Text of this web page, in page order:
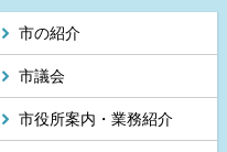
市の紹介
市議会
市役所案内・業務紹介